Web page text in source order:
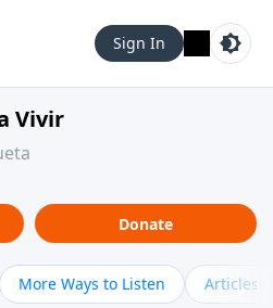
Sign In
Vivir
Donate
More Ways to Listen Articles